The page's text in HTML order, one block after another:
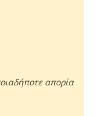
απορία